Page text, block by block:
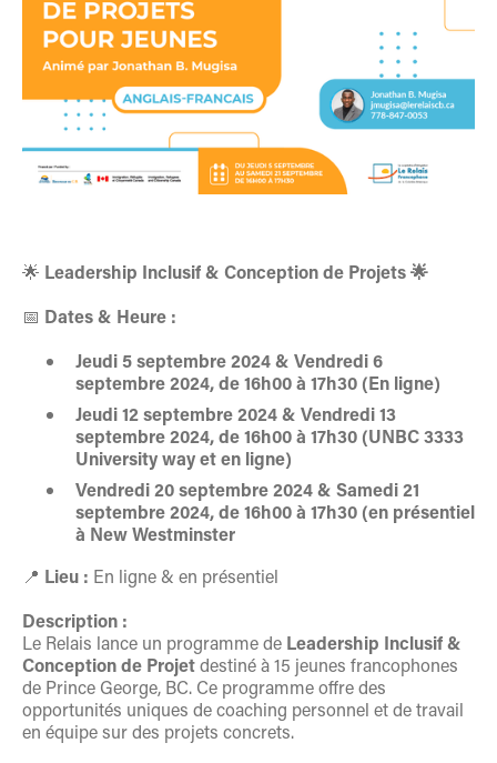
🌟 Leadership Inclusif & Conception de Projets 🌟
📅 Dates & Heure :
Jeudi 5 septembre 2024 & Vendredi 6
septembre 2024, de 16h00 à 17h30 (En ligne)
Jeudi 12 septembre 2024 & Vendredi 13
septembre 2024, de 16h00 à 17h30 (UNBC 3333
University way et en ligne)
Vendredi 20 septembre 2024 & Samedi 21
septembre 2024, de 16h00 à 17h30 (en présentiel
à New Westminster
📍 Lieu : En ligne & en présentiel
Description :
Le Relais lance un programme de Leadership Inclusif &
Conception de Projetdestiné à 15 jeunes francophones
de Prince George, BC. Ce programme offre des
opportunités uniques de coaching personnel et de travail
en équipe sur des projets concrets.